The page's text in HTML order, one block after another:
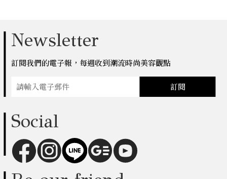
Newsletter
訂閱我們的電子報，每週收到潮流時尚美容觀點
訂閱
Social